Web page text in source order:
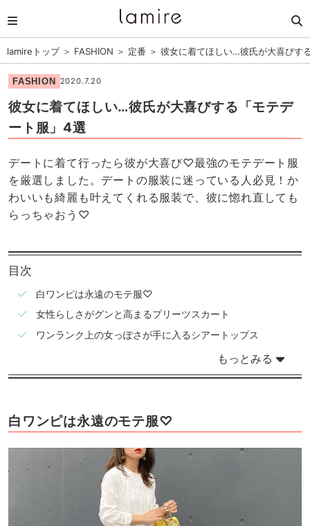
lamireトップ＞ FASHION ＞ 定番 ＞ 彼女に着てほしい…彼氏が大喜びす
FASHION 2020.7.20
彼女に着てほしい…彼氏が大喜びする「モテデ
ート服」4選
デートに着て行ったら彼が大喜び♡最強のモテデート服
を厳選しました。デートの服装に迷っている人必見！か
わいいも綺麗も叶えてくれる服装で、彼に惚れ直しても
らっちゃおう♡
目次
白ワンピは永遠のモテ服♡
女性らしさがグンと高まるプリーツスカート
ワンランク上の女っぽさが手に入るシアートップス
もっとみる
白ワンピは永遠のモテ服♡